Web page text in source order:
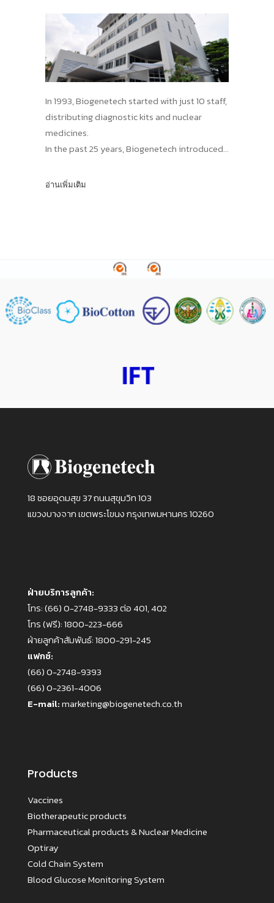
In 1993, Biogenetech started with just 10 staff,
distributing diagnostic kits and nuclear
medicines.
In the past 25 years, Biogenetech introduced
pharmaceuticals, contributing to the
อ่านเพิ่มเติม
18 ซอยอุดมสุข 37 ถนนสุขุมวิท 103
แขวงบางจาก เขตพระโขนง กรุงเทพมหานคร 10260
ฝ่ายบริการลูกค้า:
โทร:(66) 0-2748-9333 ต่อ 401, 402
โทร (ฟรี):1800-223-666
ฝ่ายลูกค้าสัมพันธ์:1800-291-245
แฟกซ์:
(66) 0-2748-9393
(66) 0-2361-4006
E-mail:marketing@biogenetech.co.th
Products
Vaccines
Biotherapeutic products
Pharmaceutical products & Nuclear Medicine
Optiray
Cold Chain System
Blood Glucose Monitoring System